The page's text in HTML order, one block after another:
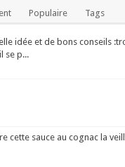
Populaire Tags
idée et de bons conseils
se p...
cette sauce au cognac la